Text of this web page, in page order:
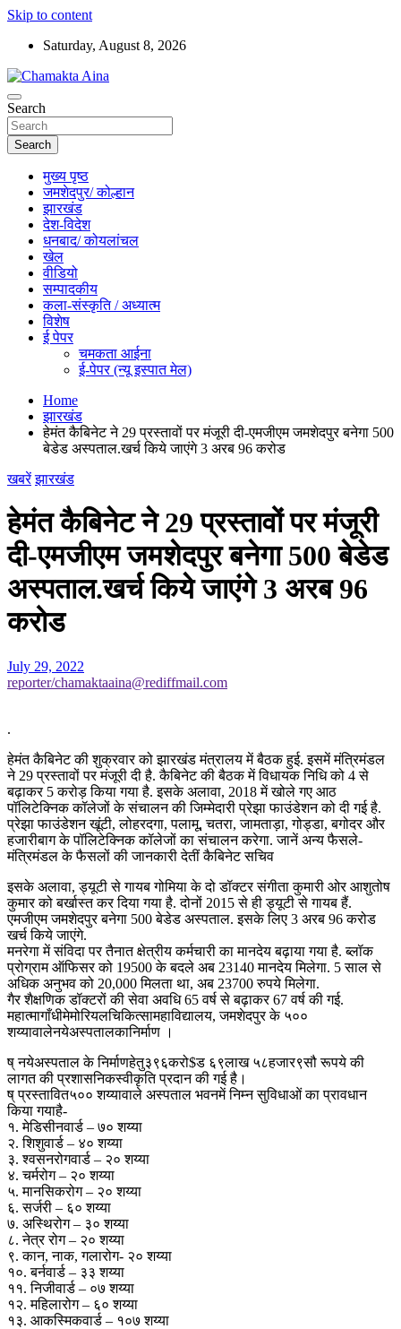
Skip to content
Saturday, August 8, 2026
Chamakta Aina
Hindi News Paper – Jharkhand
Search
Search
मुख्य पृष्ठ
जमशेदपुर/ कोल्हान
झारखंड
देश-विदेश
धनबाद/ कोयलांचल
खेल
वीडियो
सम्पादकीय
कला-संस्कृति / अध्यात्म
विशेष
ई पेपर
चमकता आईना
ई-पेपर (न्यू इस्पात मेल)
Home
झारखंड
हेमंत कैबिनेट ने 29 प्रस्तावों पर मंजूरी दी-एमजीएम जमशेदपुर बनेगा 500
बेडेड अस्पताल.खर्च किये जाएंगे 3 अरब 96 करोड
खबरें झारखंड
हेमंत कैबिनेट ने 29 प्रस्तावों पर मंजूरी
दी-एमजीएम जमशेदपुर बनेगा 500 बेडेड
अस्पताल.खर्च किये जाएंगे 3 अरब 96
करोड
July 29, 2022
reporter/chamaktaaina@rediffmail.com
.
हेमंत कैबिनेट की शुक्रवार को झारखंड मंत्रालय में बैठक हुई. इसमें मंत्रिमंडल
ने 29 प्रस्तावों पर मंजूरी दी है. कैबिनेट की बैठक में विधायक निधि को 4 से
बढ़ाकर 5 करोड़ किया गया है. इसके अलावा, 2018 में खोले गए आठ
पॉलिटेक्निक कॉलेजों के संचालन की जिम्मेदारी प्रेझा फाउंडेशन को दी गई है.
प्रेझा फाउंडेशन खूंटी, लोहरदगा, पलामू, चतरा, जामताड़ा, गोड्डा, बगोदर और
हजारीबाग के पॉलिटेक्निक कॉलेजों का संचालन करेगा. जानें अन्य फैसले-
मंत्रिमंडल के फैसलों की जानकारी देतीं कैबिनेट सचिव
इसके अलावा, ड्यूटी से गायब गोमिया के दो डॉक्टर संगीता कुमारी ओर आशुतोष
कुमार को बर्खास्त कर दिया गया है. दोनों 2015 से ही ड्यूटी से गायब हैं.
एमजीएम जमशेदपुर बनेगा 500 बेडेड अस्पताल. इसके लिए 3 अरब 96 करोड
खर्च किये जाएंगे.
मनरेगा में संविदा पर तैनात क्षेत्रीय कर्मचारी का मानदेय बढ़ाया गया है. ब्लॉक
प्रोग्राम ऑफिसर को 19500 के बदले अब 23140 मानदेय मिलेगा. 5 साल से
अधिक अनुभव को 20,000 मिलता था, अब 23700 रुपये मिलेगा.
गैर शैक्षणिक डॉक्टरों की सेवा अवधि 65 वर्ष से बढ़ाकर 67 वर्ष की गई.
महात्मागाँधीमेमोरियलचिकित्सामहाविद्यालय, जमशेदपुर के ५००
शय्यावालेनयेअस्पतालकानिर्माण ।
ष् नयेअस्पताल के निर्माणहेतु३९६करो$ड ६९लाख ५८हजार९सौ रूपये की
लागत की प्रशासनिकस्वीकृति प्रदान की गई है।
ष् प्रस्तावित५०० शय्यावाले अस्पताल भवनमें निम्न सुविधाओं का प्रावधान
किया गयाहै-
१. मेडिसीनवार्ड – ७० शय्या
२. शिशुवार्ड – ४० शय्या
३. श्वसनरोगवार्ड – २० शय्या
४. चर्मरोग – २० शय्या
५. मानसिकरोग – २० शय्या
६. सर्जरी – ६० शय्या
७. अस्थिरोग – ३० शय्या
८. नेत्र रोग – २० शय्या
९. कान, नाक, गलारोग- २० शय्या
१०. बर्नवार्ड – ३३ शय्या
११. निजीवार्ड – ०७ शय्या
१२. महिलारोग – ६० शय्या
१३. आकस्मिकवार्ड – १०७ शय्या